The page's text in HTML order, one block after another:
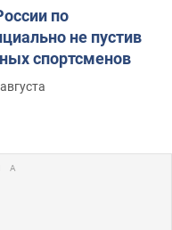
по
не пустив
спортсменов